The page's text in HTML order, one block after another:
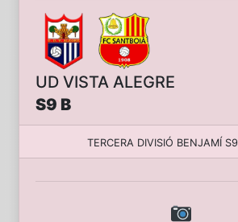
UD VISTA ALEGRE
S9 B
TERCERA DIVISIÓ BENJAMÍ S9